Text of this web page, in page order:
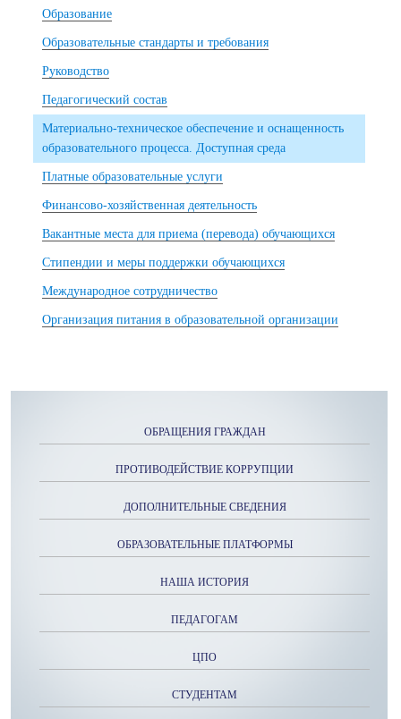
Образование
Образовательные стандарты и требования
Руководство
Педагогический состав
Материально-техническое обеспечение и оснащенность
образовательного процесса. Доступная среда
Платные образовательные услуги
Финансово-хозяйственная деятельность
Вакантные места для приема (перевода) обучающихся
Стипендии и меры поддержки обучающихся
Международное сотрудничество
Организация питания в образовательной организации
ОБРАЩЕНИЯ ГРАЖДАН
ПРОТИВОДЕЙСТВИЕ КОРРУПЦИИ
ДОПОЛНИТЕЛЬНЫЕ СВЕДЕНИЯ
ОБРАЗОВАТЕЛЬНЫЕ ПЛАТФОРМЫ
НАША ИСТОРИЯ
ПЕДАГОГАМ
ЦПО
СТУДЕНТАМ